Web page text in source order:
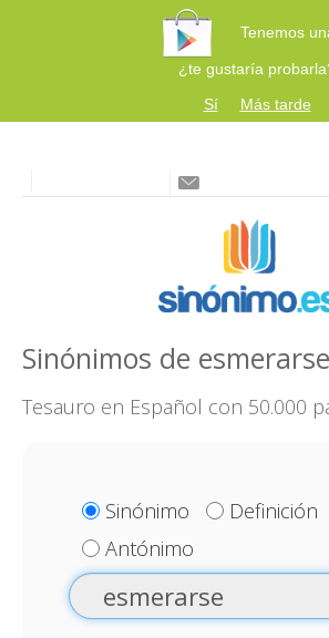
Tenemos
¿te gustaría
Sí
Más tarde
Sinónimos de esmerarse
Tesauro en Español con 50.000
Sinónimo
Definición
Antónimo